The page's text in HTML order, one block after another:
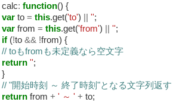
calc: function() {
var to = this.get('to') || '';
var from = this.get('from') || '';
if (!to && !from) {
// toもfromも未定義なら空文字
return '';
}
// "開始時刻 ～ 終了時刻"となる文字列返す
return from + ' ～ ' + to;